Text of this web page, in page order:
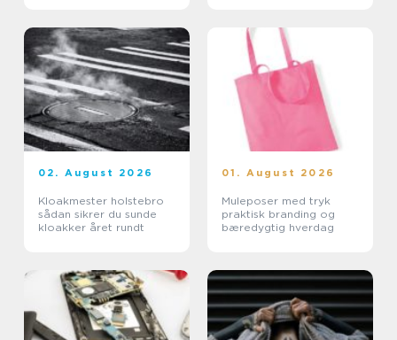
02. August 2026
Kloakmester holstebro
sådan sikrer du sunde
kloakker året rundt
01. August 2026
Muleposer med tryk
praktisk branding og
bæredygtig hverdag